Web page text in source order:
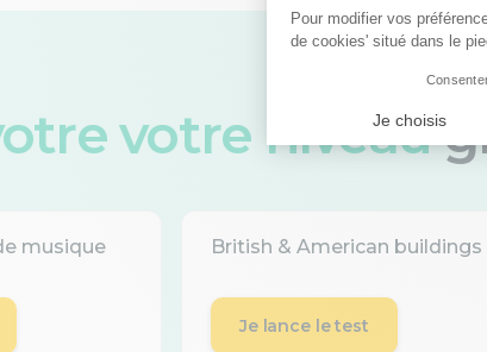
votre niveau
musique
British & American buildings
Je lance le test